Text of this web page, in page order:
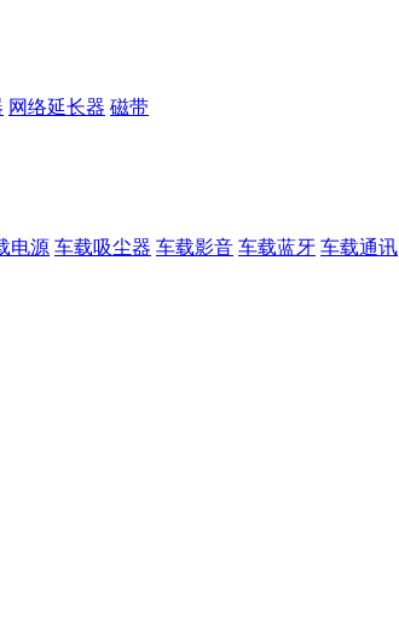
网络延长器 磁带
电源 车载吸尘器 车载影音 车载蓝牙 车载通讯